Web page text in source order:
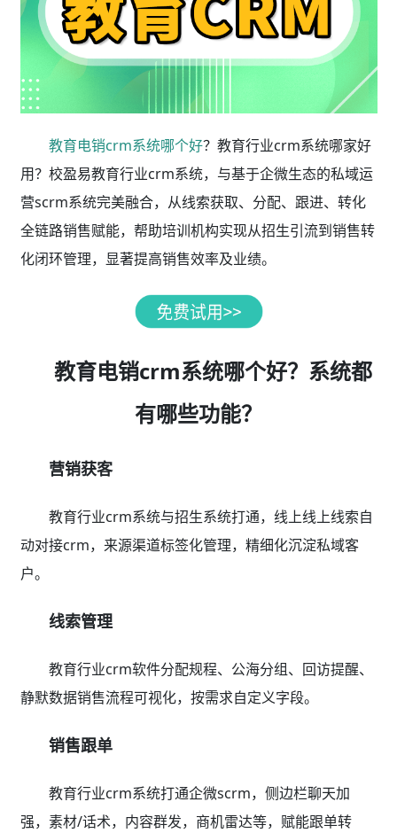
教育电销crm系统哪个好？教育行业crm系统哪家好
用？校盈易教育行业crm系统，与基于企微生态的私域运
营scrm系统完美融合，从线索获取、分配、跟进、转化
全链路销售赋能，帮助培训机构实现从招生引流到销售转
化闭环管理，显著提高销售效率及业绩。
教育电销crm系统哪个好？系统都
有哪些功能？
营销获客
教育行业crm系统与招生系统打通，线上线上线索自
动对接crm，来源渠道标签化管理，精细化沉淀私域客
户。
线索管理
教育行业crm软件分配规程、公海分组、回访提醒、
静默数据销售流程可视化，按需求自定义字段。
销售跟单
教育行业crm系统打通企微scrm，侧边栏聊天加
强，素材/话术，内容群发，商机雷达等，赋能跟单转